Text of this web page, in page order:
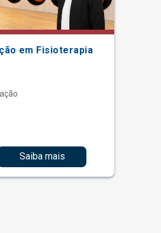
em Fisioterapia
Saiba mais